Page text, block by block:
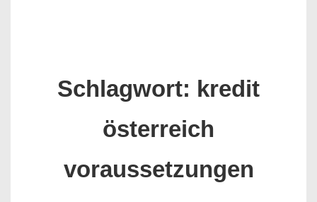
Schlagwort: kredit
österreich
voraussetzungen